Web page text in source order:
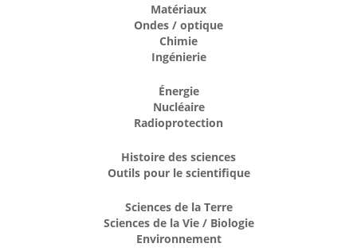
Matériaux
Ondes / optique
Chimie
Ingénierie
Énergie
Nucléaire
Radioprotection
Histoire des sciences
Outils pour le scientifique
Sciences de la Terre
Sciences de la Vie / Biologie
Environnement